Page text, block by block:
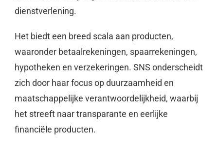
dienstverlening.
Het biedt een breed scala aan producten,
waaronder betaalrekeningen, spaarrekeningen,
hypotheken en verzekeringen. SNS onderscheidt
zich door haar focus op duurzaamheid en
maatschappelijke verantwoordelijkheid, waarbij
het streeft naar transparante en eerlijke
financiële producten.